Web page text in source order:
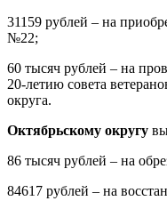
31159 рублей – на
№22;
60 тысяч рублей – на
20-летию совета
округа.
Октябрьскому округу
86 тысяч рублей – на
84617 рублей – на